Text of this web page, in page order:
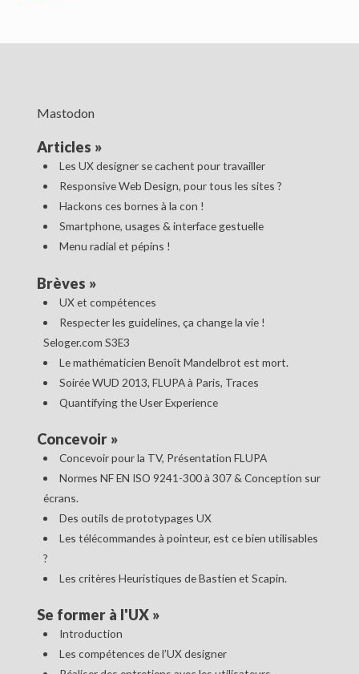
Mastodon
Articles »
Les UX designer se cachent pour travailler
Responsive Web Design, pour tous les sites ?
Hackons ces bornes à la con !
Smartphone, usages & interface gestuelle
Menu radial et pépins !
Brèves »
UX et compétences
Respecter les guidelines, ça change la vie !
Seloger.com S3E3
Le mathématicien Benoît Mandelbrot est mort.
Soirée WUD 2013, FLUPA à Paris, Traces
Quantifying the User Experience
Concevoir»
Concevoir pour la TV, Présentation FLUPA
Normes NF EN ISO 9241-300 à 307 & Conception sur
écrans.
Des outils de prototypages UX
Les télécommandes à pointeur, est ce bien utilisables
?
Les critères Heuristiques de Bastien et Scapin.
Se former à l'UX»
Introduction
Les compétences de l’UX designer